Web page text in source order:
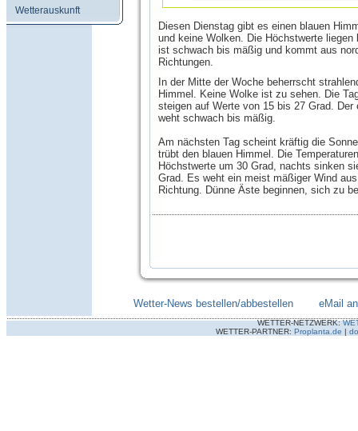
Wetterauskunft
Diesen Dienstag gibt es einen blauen
und keine Wolken. Die Höchstwerte liegen
ist schwach bis mäßig und kommt aus
Richtungen.
In der Mitte der Woche beherrscht
Himmel. Keine Wolke ist zu sehen. Die
steigen auf Werte von 15 bis 27 Grad. Der
weht schwach bis mäßig.
Am nächsten Tag scheint kräftig die
trübt den blauen Himmel. Die
Höchstwerte um 30 Grad, nachts sinken
Grad. Es weht ein meist mäßiger Wind
Richtung. Dünne Äste beginnen, sich zu
Wetter-News bestellen/abbestellen eMail
WETTER-NETZWERK:
WETTER-PARTNER: Proplanta.de |